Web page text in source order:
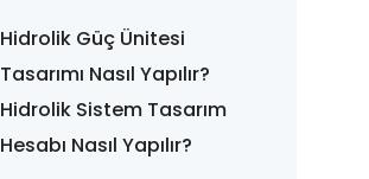
Hidrolik Güç Ünitesi
Tasarımı Nasıl Yapılır?
Hidrolik Sistem Tasarım
Hesabı Nasıl Yapılır?